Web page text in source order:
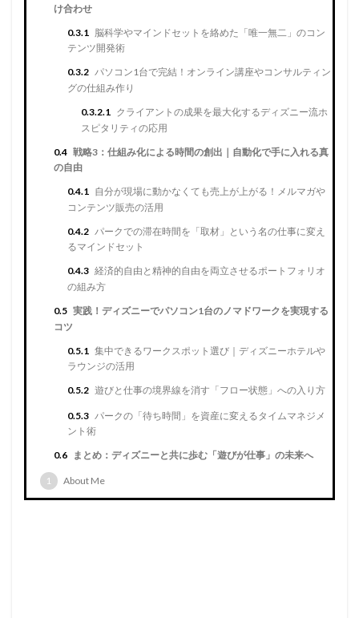
け合わせ
0.3.1
脳科学やマインドセットを絡めた「唯一無二」のコン
テンツ開発術
0.3.2 パソコン1台で完結！オンライン講座やコンサルティン
グの仕組み作り
0.3.2.1 クライアントの成果を最大化するディズニー流ホ
スピタリティの応用
0.4 戦略3：仕組み化による時間の創出｜自動化で手に入れる真
の自由
0.4.1 自分が現場に動かなくても売上が上がる！メルマガや
コンテンツ販売の活用
0.4.2 パークでの滞在時間を「取材」という名の仕事に変え
るマインドセット
0.4.3 経済的自由と精神的自由を両立させるポートフォリオ
の組み方
0.5 実践！ディズニーでパソコン1台のノマドワークを実現する
コツ
0.5.1 集中できるワークスポット選び｜ディズニーホテルや
ラウンジの活用
0.5.2 遊びと仕事の境界線を消す「フロー状態」への入り方
0.5.3 パークの「待ち時間」を資産に変えるタイムマネジメ
ント術
0.6 まとめ：ディズニーと共に歩む「遊びが仕事」の未来へ
1 About Me